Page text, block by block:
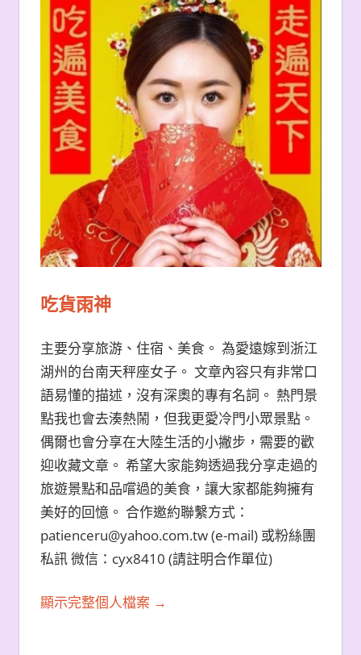
吃貨雨神
主要分享旅游、住宿、美食。 為愛遠嫁到浙江
湖州的台南天秤座女子。 文章內容只有非常口
語易懂的描述，沒有深奧的專有名詞。 熱門景
點我也會去湊熱鬧，但我更愛冷門小眾景點。
偶爾也會分享在大陸生活的小撇步，需要的歡
迎收藏文章。 希望大家能夠透過我分享走過的
旅遊景點和品嚐過的美食，讓大家都能夠擁有
美好的回憶。 合作邀約聯繫方式：
patienceru@yahoo.com.tw (e-mail) 或粉絲團
私訊 微信：cyx8410 (請註明合作單位)
顯示完整個人檔案 →